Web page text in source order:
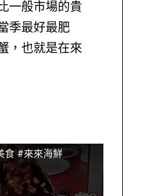
一般市場的貴
季最好最肥
，也就是在來
食 #來來海鮮